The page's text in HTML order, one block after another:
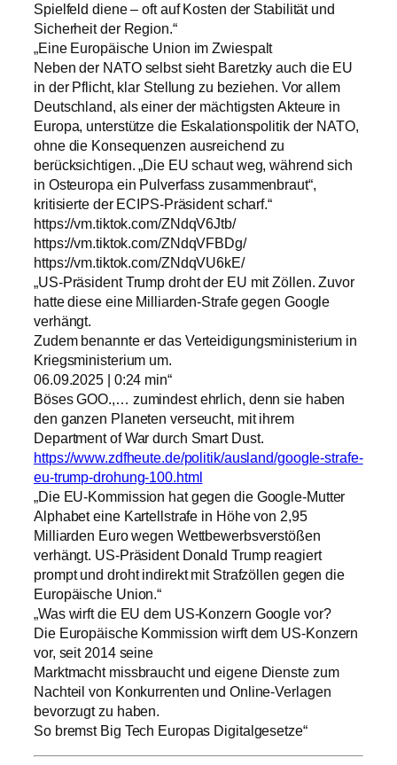
Spielfeld diene – oft auf Kosten der Stabilität und
Sicherheit der Region.“
„Eine Europäische Union im Zwiespalt
Neben der NATO selbst sieht Baretzky auch die EU
in der Pflicht, klar Stellung zu beziehen. Vor allem
Deutschland, als einer der mächtigsten Akteure in
Europa, unterstütze die Eskalationspolitik der NATO,
ohne die Konsequenzen ausreichend zu
berücksichtigen. „Die EU schaut weg, während sich
in Osteuropa ein Pulverfass zusammenbraut“,
kritisierte der ECIPS-Präsident scharf.“
https://vm.tiktok.com/ZNdqV6Jtb/
https://vm.tiktok.com/ZNdqVFBDg/
https://vm.tiktok.com/ZNdqVU6kE/
„US-Präsident Trump droht der EU mit Zöllen. Zuvor
hatte diese eine Milliarden-Strafe gegen Google
verhängt.
Zudem benannte er das Verteidigungsministerium in
Kriegsministerium um.
06.09.2025 | 0:24 min“
Böses GOO.,… zumindest ehrlich, denn sie haben
den ganzen Planeten verseucht, mit ihrem
Department of War durch Smart Dust.
https://www.zdfheute.de/politik/ausland/google-strafe-
eu-trump-drohung-100.html
„Die EU-Kommission hat gegen die Google-Mutter
Alphabet eine Kartellstrafe in Höhe von 2,95
Milliarden Euro wegen Wettbewerbsverstößen
verhängt. US-Präsident Donald Trump reagiert
prompt und droht indirekt mit Strafzöllen gegen die
Europäische Union.“
„Was wirft die EU dem US-Konzern Google vor?
Die Europäische Kommission wirft dem US-Konzern
vor, seit 2014 seine
Marktmacht missbraucht und eigene Dienste zum
Nachteil von Konkurrenten und Online-Verlagen
bevorzugt zu haben.
So bremst Big Tech Europas Digitalgesetze“